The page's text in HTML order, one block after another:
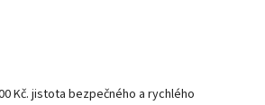
Kč. jistota bezpečného a rychlého